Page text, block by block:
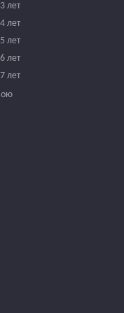
лет
лет
лет
лет
лет